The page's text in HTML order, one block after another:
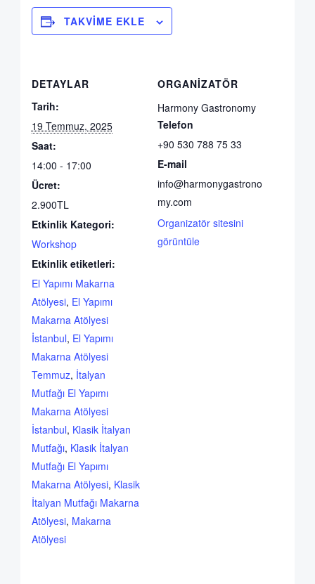
TAKVIME EKLE
DETAYLAR
Tarih:
19 Temmuz, 2025
Saat:
14:00 - 17:00
Ücret:
2.900TL
Etkinlik Kategori:
Workshop
Etkinlik etiketleri:
El Yapımı Makarna
Atölyesi, El Yapımı
Makarna Atölyesi
İstanbul, El Yapımı
Makarna Atölyesi
Temmuz, İtalyan
Mutfağı El Yapımı
Makarna Atölyesi
İstanbul, Klasik İtalyan
Mutfağı, Klasik İtalyan
Mutfağı El Yapımı
Makarna Atölyesi, Klasik
İtalyan Mutfağı Makarna
Atölyesi, Makarna
Atölyesi
ORGANIZATÖR
Harmony Gastronomy
Telefon
+90 530 788 75 33
E-mail
info@harmonygastrono
my.com
Organizatör sitesini
görüntüle